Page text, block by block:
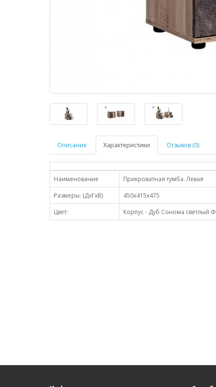
Описание Характеристики Отзывов (0)
Наименование
Прикроватная тумба. Левая
Размеры: (ДхГхВ)
450х415х475
Цвет:
Корпус - Дуб Сонома светлый